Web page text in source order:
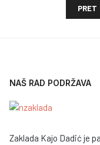
PRET
NAŠ RAD PODRŽAVA
Zaklada Kajo Dadić je